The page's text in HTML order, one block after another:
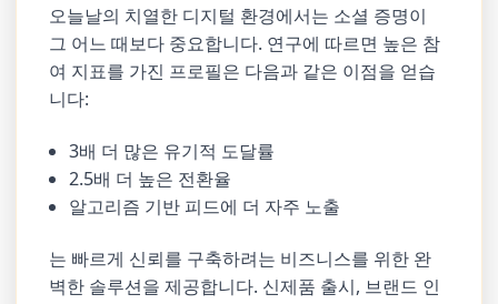
오늘날의 치열한 디지털 환경에서는 소셜 증명이
그 어느 때보다 중요합니다. 연구에 따르면 높은 참
여 지표를 가진 프로필은 다음과 같은 이점을 얻습
니다:
3배 더 많은 유기적 도달률
2.5배 더 높은 전환율
알고리즘 기반 피드에 더 자주 노출
는 빠르게 신뢰를 구축하려는 비즈니스를 위한 완
벽한 솔루션을 제공합니다. 신제품 출시, 브랜드 인